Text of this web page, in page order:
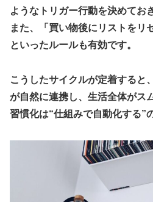
ようなトリガー行動を決めてお
また、「買い物後にリストをリ
といったルールも有効です。
こうしたサイクルが定着すると、
が自然に連携し、生活全体がス
習慣化は“仕組みで自動化する”